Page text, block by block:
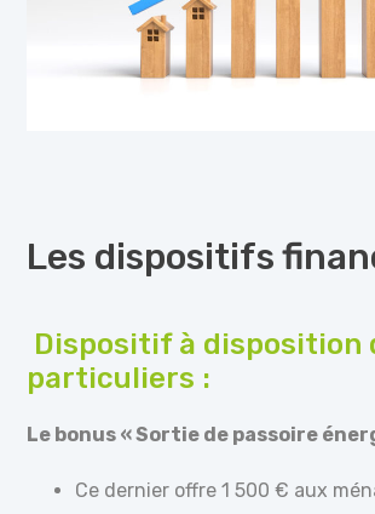
Les dispositifs
Dispositif à disposition
particuliers :
Le bonus « Sortie de passoire
Ce dernier offre 1 500 € aux